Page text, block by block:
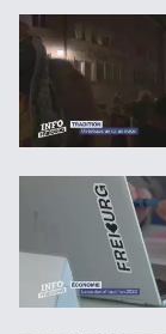
Un évèque, un
La PromFr